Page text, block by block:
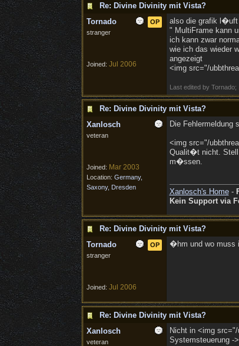
Re: Divine Divinity mit Vista?
OP
Tornado
stranger
Joined: Jul 2006
also die grafik l�uft
" MultiFrame kann
ich kann zwar
wie ich das wieder
angezeigt
<img src="/
Last edited by Tornado;
Re: Divine Divinity mit Vista?
Xanlosch
veteran
Joined: Mar 2003
Location: Germany,
Saxony, Dresden
Die Fehlermeldung
<img src="/
Qualit�t nicht. Stell
m�ssen.
Xanlosch's Home-
Kein Support via
Re: Divine Divinity mit Vista?
OP
Tornado
stranger
Joined: Jul 2006
�hm und wo muss
Re: Divine Divinity mit Vista?
Xanlosch
veteran
Nicht in <img
Systemsteuerung -